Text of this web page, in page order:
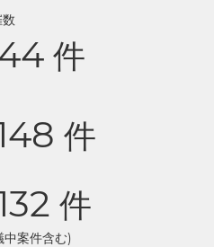
件
件
件
中案件含む)